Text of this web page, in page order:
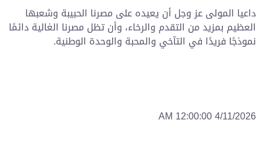
داعيا المولى عز وجل أن يعيده على مصرنا الحبيبة وشعبها
العظيم بمزيد من التقدم والرخاء، وأن تظل مصرنا الغالية دائمًا
نموذجًا فريدًا في التآخي والمحبة والوحدة الوطنية.
4/11/2026 12:00:00 AM